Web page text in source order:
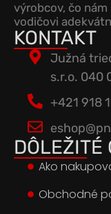
výrobcov, čo
vodičovi
KONTAKT
Južná
s.r.o. 040
+421 918
DÔLEŽITÉ
Ako
Obchodné